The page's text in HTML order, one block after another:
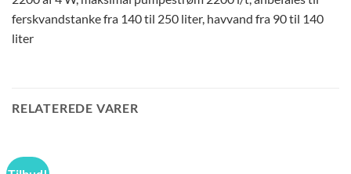
ferskvandstanke fra 140 til 250 liter, havvand fra 90 til 140
liter
RELATEREDE VARER